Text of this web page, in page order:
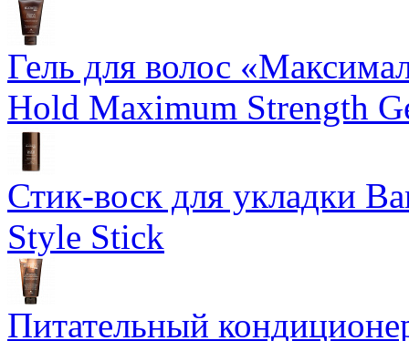
Гель для волос
Hold Maximum Strength
Стик-воск для укладки
Style Stick
Питательный